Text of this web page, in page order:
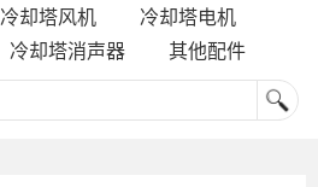
冷却塔风机
冷却塔电机
冷却塔消声器 其他配件